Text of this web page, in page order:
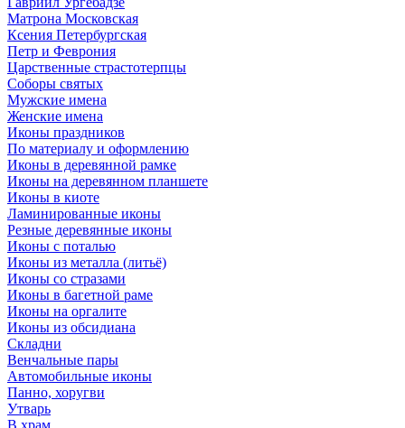
Матрона Московская
Ксения Петербургская
Петр и Феврония
Царственные страстотерпцы
Соборы святых
Мужские имена
Женские имена
Иконы праздников
По материалу и оформлению
Иконы в деревянной рамке
Иконы на деревянном планшете
Иконы в киоте
Ламинированные иконы
Резные деревянные иконы
Иконы с поталью
Иконы из металла (литьё)
Иконы со стразами
Иконы в багетной раме
Иконы на оргалите
Иконы из обсидиана
Складни
Венчальные пары
Автомобильные иконы
Панно, хоругви
Утварь
В храм